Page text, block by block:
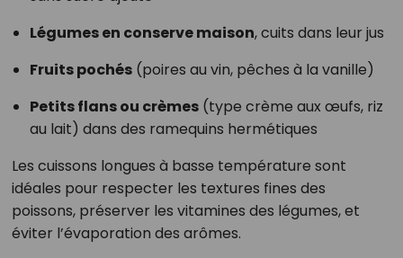
Légumes en conserve maison, cuits dans leur jus
Fruits pochés(poires au vin, pêches à la vanille)
Petits flans ou crèmes(type crème aux œufs, riz
au lait) dans des ramequins hermétiques
Les cuissons longues à basse température sont
idéales pour respecter les textures fines des
poissons, préserver les vitamines des légumes, et
éviter l’évaporation des arômes.